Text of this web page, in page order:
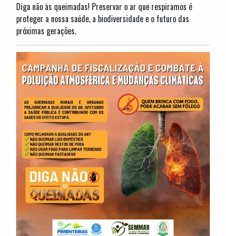
Diga não às queimadas! Preservar o ar que respiramos é
proteger a nossa saúde, a biodiversidade e o futuro das
próximas gerações.